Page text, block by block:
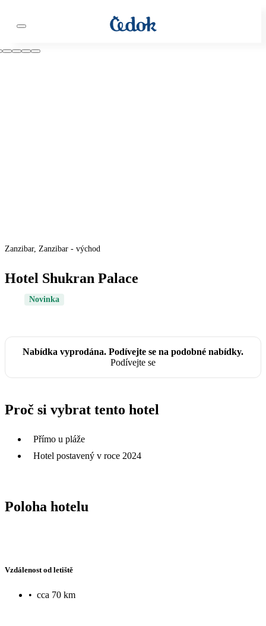
Zanzibar, Zanzibar - východ
Hotel Shukran Palace
Novinka
Nabídka vyprodána. Podívejte se na podobné nabídky.
Podívejte se
Proč si vybrat tento hotel
Přímo u pláže
Hotel postavený v roce 2024
Poloha hotelu
Vzdálenost od letiště
• cca 70 km